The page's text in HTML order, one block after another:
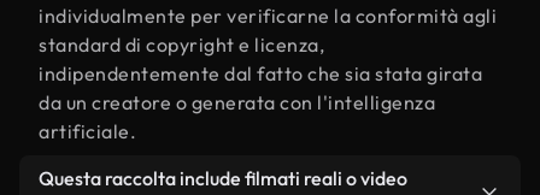
individualmente per verificarne la conformità agli
standard di copyright e licenza,
indipendentemente dal fatto che sia stata girata
da un creatore o generata con l'intelligenza
artificiale.
Questa raccolta include filmati reali o video